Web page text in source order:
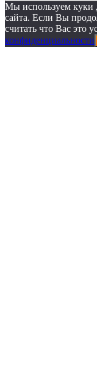
Мы используем куки
сайта. Если Вы
считать что Вас это
конфиденциальности